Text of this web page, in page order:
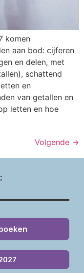
komen
aan bod: cijferen
en delen, met
schattend
en
van getallen en
letten en hoe
Volgende →